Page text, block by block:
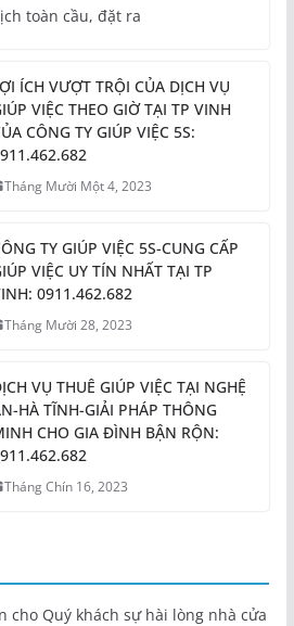
toàn cầu, đặt ra
ÍCH VƯỢT TRỘI CỦA DỊCH VỤ
VIỆC THEO GIỜ TẠI TP VINH
CÔNG TY GIÚP VIỆC 5S:
Tháng Mười Một 4, 2023
TY GIÚP VIỆC 5S-CUNG CẤP
VIỆC UY TÍN NHẤT TẠI TP
0911.462.682
Tháng Mười 28, 2023
VỤ THUÊ GIÚP VIỆC TẠI NGHỆ
HÀ TĨNH-GIẢI PHÁP THÔNG
CHO GIA ĐÌNH BẬN RỘN:
Tháng Chín 16, 2023
cho Quý khách sự hài lòng nhà cửa